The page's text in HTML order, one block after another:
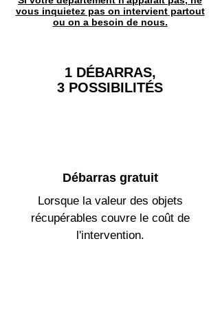
vous inquietez pas on intervient partout
ou on a besoin de nous.
1 DÉBARRAS,
3 POSSIBILITÉS
Débarras gratuit
Lorsque la valeur des objets
récupérables couvre le coût de
l'intervention.